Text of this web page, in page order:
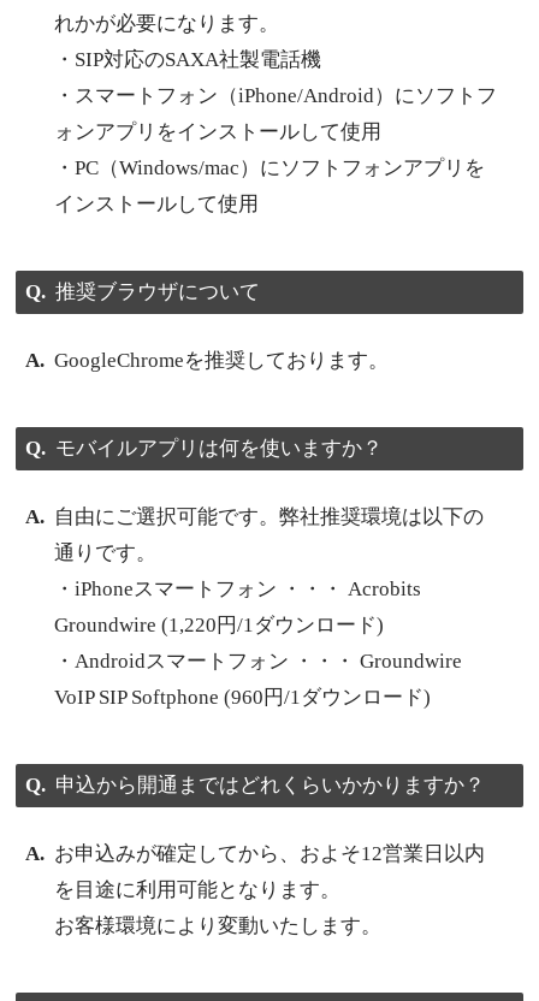
れかが必要になります。
・SIP対応のSAXA社製電話機
・スマートフォン（iPhone/Android）にソフトフ
ォンアプリをインストールして使用
・PC（Windows/mac）にソフトフォンアプリを
インストールして使用
推奨ブラウザについて
GoogleChromeを推奨しております。
モバイルアプリは何を使いますか？
自由にご選択可能です。弊社推奨環境は以下の
通りです。
・iPhoneスマートフォン ・・・ Acrobits
Groundwire (1,220円/1ダウンロード)
・Androidスマートフォン ・・・ Groundwire
VoIP SIP Softphone (960円/1ダウンロード)
申込から開通まではどれくらいかかりますか？
お申込みが確定してから、およそ12営業日以内
を目途に利用可能となります。
お客様環境により変動いたします。